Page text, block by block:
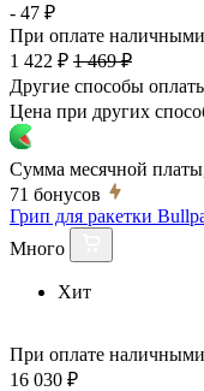
- 47 ₽
При оплате наличными
1 422 ₽ 1 469 ₽
Другие способы
Цена при других
Сумма месячной
71 бонусов
Грип для ракетки
Много
Хит
При оплате наличными
16 030 ₽